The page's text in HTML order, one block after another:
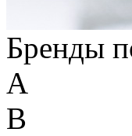
Бренды
A
B